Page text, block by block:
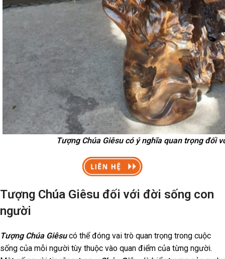
Tượng Chúa Giêsu có ý nghĩa quan trọng đối
Tượng Chúa Giêsu đối với đời sống con
người
Tượng Chúa Giêsucó thể đóng vai trò quan trọng trong cuộc
sống của mỗi người tùy thuộc vào quan điểm của từng người.